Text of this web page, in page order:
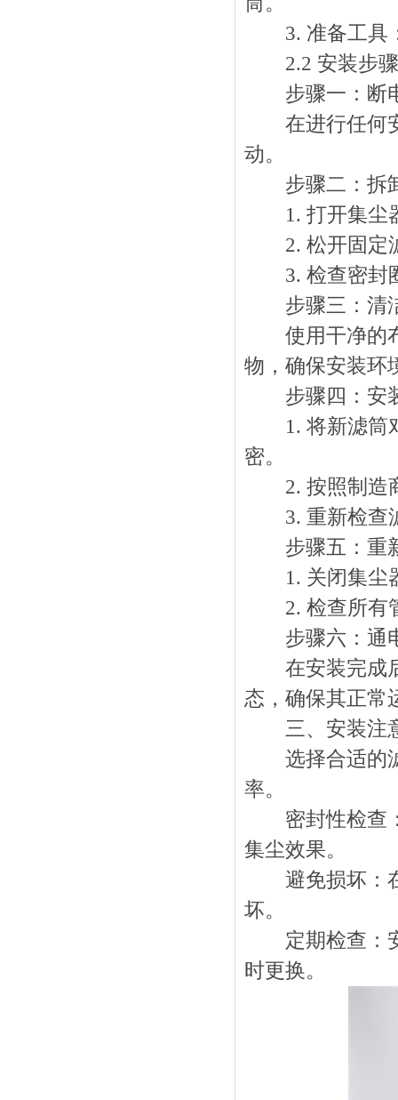
3. 准备工具：
2.2 安装步骤
步骤一：断
在进行任何安
动。
步骤二：拆
1. 打开集尘器
2. 松开固定滤
3. 检查密封圈
步骤三：清
使用干净的布
物，确保安装环
步骤四：安
1. 将新滤筒对
密。
2. 按照制造商
3. 重新检查滤
步骤五：重
1. 关闭集尘器
2. 检查所有管
步骤六：通
在安装完成后
态，确保其正常
三、安装注
选择合适的滤
率。
密封性检查：
集尘效果。
避免损坏：在
坏。
定期检查：安
时更换。